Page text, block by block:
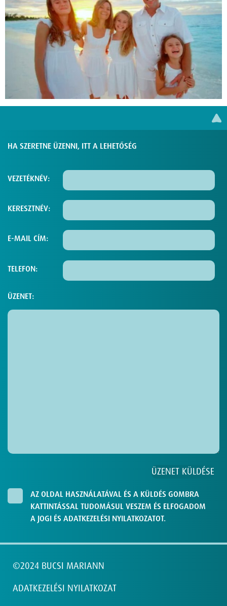
HA SZERETNE ÜZENNI, ITT A LEHETŐSÉG
VEZETÉKNÉV:
KERESZTNÉV:
E-MAIL CÍM:
TELEFON:
ÜZENET:
AZ OLDAL HASZNÁLATÁVAL ÉS A KÜLDÉS GOMBRA
KATTINTÁSSAL TUDOMÁSUL VESZEM ÉS ELFOGADOM
A JOGI ÉS ADATKEZELÉSI NYILATKOZATOT.
©2024 BUCSI MARIANN
ADATKEZELÉSI NYILATKOZAT